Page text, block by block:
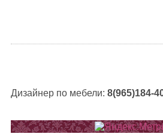
Дизайнер по мебели: 8(965)184-